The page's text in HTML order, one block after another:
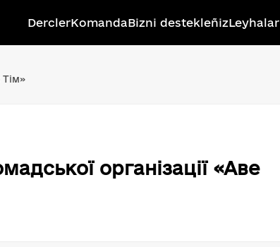
DerclerKomandaBizni destekleñizLeyhalar
Тім»
організації «Аве